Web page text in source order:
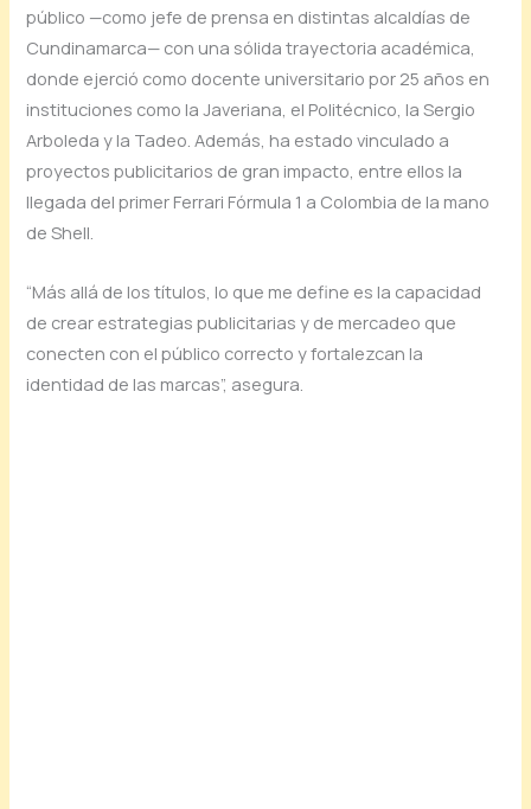
público —como jefe de prensa en distintas alcaldías de
Cundinamarca— con una sólida trayectoria académica,
donde ejerció como docente universitario por 25 años en
instituciones como la Javeriana, el Politécnico, la Sergio
Arboleda y la Tadeo. Además, ha estado vinculado a
proyectos publicitarios de gran impacto, entre ellos la
llegada del primer Ferrari Fórmula 1 a Colombia de la mano
de Shell.
“Más allá de los títulos, lo que me define es la capacidad
de crear estrategias publicitarias y de mercadeo que
conecten con el público correcto y fortalezcan la
identidad de las marcas”, asegura.